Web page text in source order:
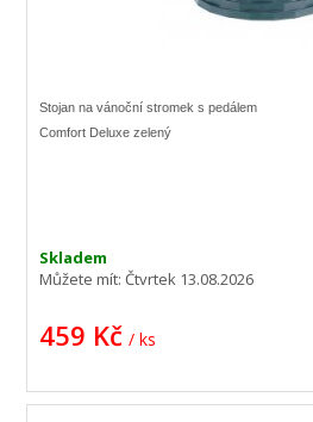
Skladem
Můžete mít:Čtvrtek 13.08.2026
459 Kč / ks
Stojan na vánoční stromek s pedálem
Comfort Deluxe zelený